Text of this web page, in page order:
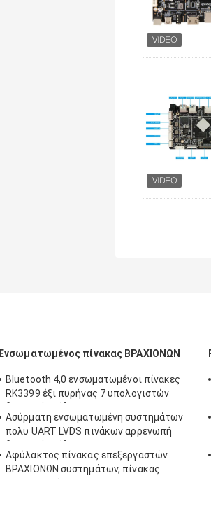
Ενσωματωμένος πίνακας ΒΡΑΧΙΟΝΩΝ
Bluetooth 4,0 ενσωματωμένοι πίνακες
RK3399 έξι πυρήνας 7 υπολογιστών
Ασύρματη ενσωματωμένη συστημάτων
πολυ UART LVDS πινάκων αρρενωπή
Αφύλακτος πίνακας επεξεργαστών
ΒΡΑΧΙΟΝΩΝ συστημάτων, πίνακας